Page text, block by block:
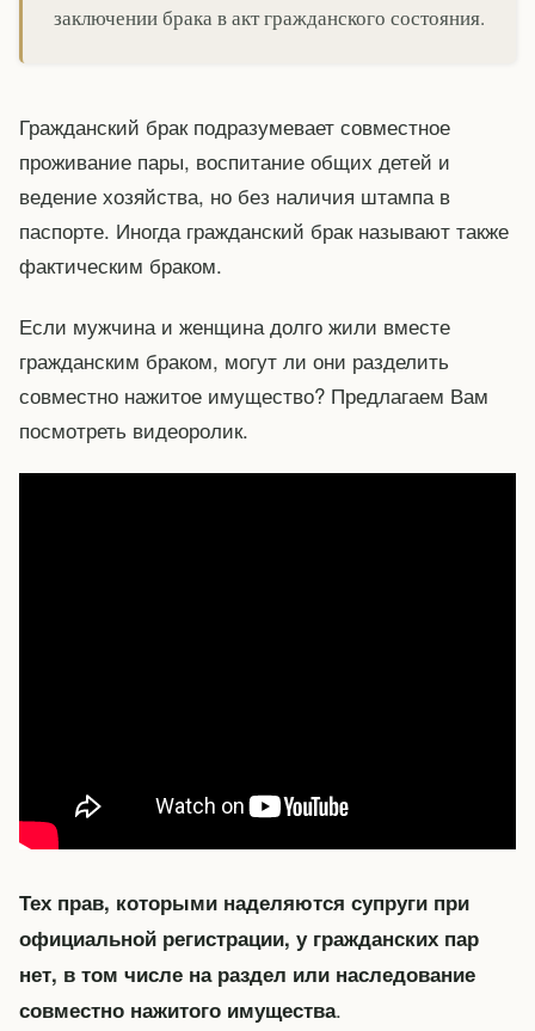
заключении брака в акт гражданского состояния.
Гражданский брак подразумевает совместное
проживание пары, воспитание общих детей и
ведение хозяйства, но без наличия штампа в
паспорте. Иногда гражданский брак называют также
фактическим браком.
Если мужчина и женщина долго жили вместе
гражданским браком, могут ли они разделить
совместно нажитое имущество? Предлагаем Вам
посмотреть видеоролик.
Тех прав, которыми наделяются супруги при
официальной регистрации, у гражданских пар
нет, в том числе на раздел или наследование
совместно нажитого имущества.